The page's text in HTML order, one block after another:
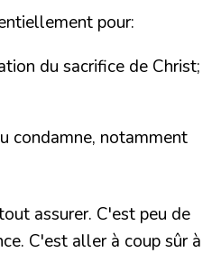
pour:
du sacrifice de Christ;
condamne, notamment
assurer. C'est peu de
C'est aller à coup sûr à